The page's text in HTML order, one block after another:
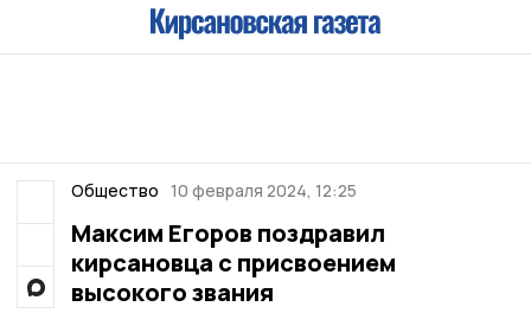
Общество 10 февраля 2024, 12:25
Максим Егоров поздравил
кирсановца с присвоением
высокого звания